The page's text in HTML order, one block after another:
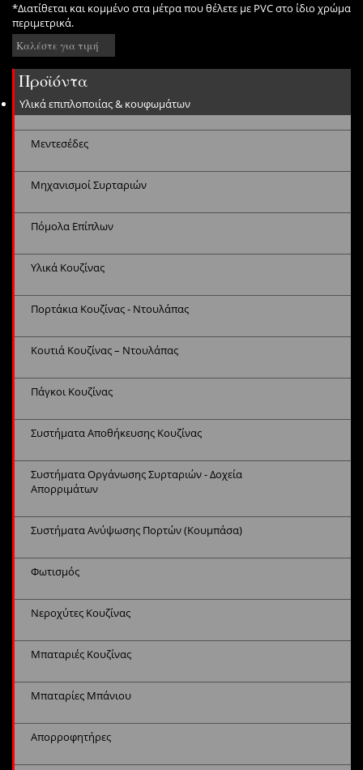
*Διατίθεται και κομμένο στα μέτρα που θέλετε με PVC στο ίδιο χρώμα
περιμετρικά.
Καλέστε για τιμή
Προϊόντα
Υλικά επιπλοποιίας & κουφωμάτων
Μεντεσέδες
Μηχανισμοί Συρταριών
Πόμολα Επίπλων
Υλικά Κουζίνας
Πορτάκια Κουζίνας - Ντουλάπας
Κουτιά Κουζίνας – Ντουλάπας
Πάγκοι Κουζίνας
Συστήματα Αποθήκευσης Κουζίνας
Συστήματα Οργάνωσης Συρταριών - Δοχεία
Απορριμάτων
Συστήματα Ανύψωσης Πορτών (Κουμπάσα)
Φωτισμός
Νεροχύτες Κουζίνας
Μπαταριές Κουζίνας
Μπαταρίες Μπάνιου
Απορροφητήρες